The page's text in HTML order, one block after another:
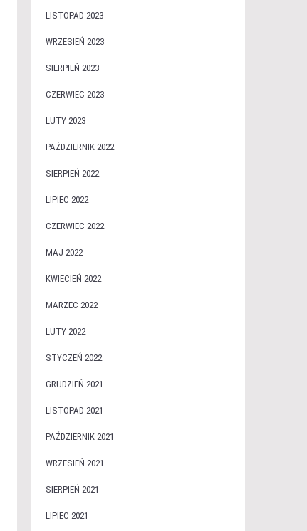
LISTOPAD 2023
WRZESIEŃ 2023
SIERPIEŃ 2023
CZERWIEC 2023
LUTY 2023
PAŹDZIERNIK 2022
SIERPIEŃ 2022
LIPIEC 2022
CZERWIEC 2022
MAJ 2022
KWIECIEŃ 2022
MARZEC 2022
LUTY 2022
STYCZEŃ 2022
GRUDZIEŃ 2021
LISTOPAD 2021
PAŹDZIERNIK 2021
WRZESIEŃ 2021
SIERPIEŃ 2021
LIPIEC 2021